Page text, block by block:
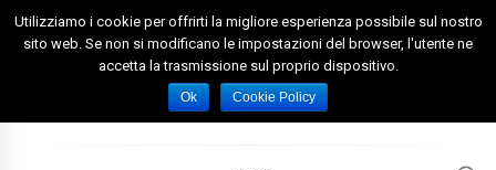
Skip
Spazio Foggia
Foggia News Calcio Eventi e Attività nella Capitanata
Utilizziamo i cookie per offrirti la migliore esperienza possibile sul nostro
sito web. Se non si modificano le impostazioni del browser, l'utente ne
accetta la trasmissione sul proprio dispositivo.
Ok Cookie Policy